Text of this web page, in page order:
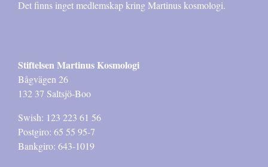
Det finns inget medlemskap kring Martinus kosmologi.
Stiftelsen Martinus Kosmologi
Bågvägen 26
132 37 Saltsjö-Boo
Swish: 123 223 61 56
Postgiro: 65 55 95-7
Bankgiro: 643-1019